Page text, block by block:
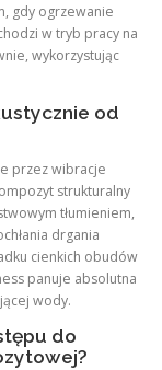
gdy ogrzewanie
w tryb pracy na
wykorzystując
od
przez wibracje
strukturalny
tłumieniem,
drgania
cienkich obudów
panuje absolutna
wody.
do